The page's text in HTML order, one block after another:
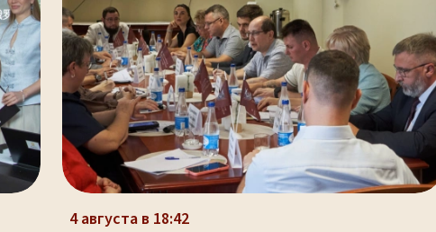
4 августа в 18:42